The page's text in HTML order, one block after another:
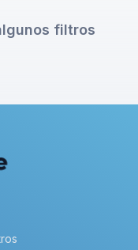
filtros